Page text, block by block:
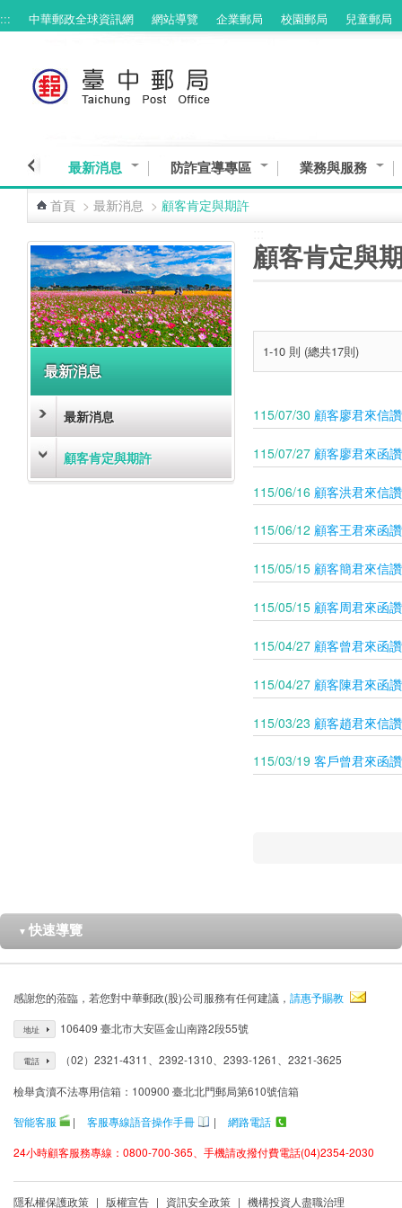
跳到主要內容區塊
::: 中華郵政全球資訊網 網站導覽 企業郵局 校園郵局 兒童郵局
最新消息 防詐宣導專區 業務與服務
首頁 > 最新消息 > 顧客肯定與期許
最新消息
最新消息
顧客肯定與期許
顧客肯定與
1-10 則 (總共17則)
115/07/30 顧客廖君來信
115/07/27 顧客廖君來函
115/06/16 顧客洪君來信
115/06/12 顧客王君來函
115/05/15 顧客簡君來信
115/05/15 顧客周君來函
115/04/27 顧客曾君來函
115/04/27 顧客陳君來函
115/03/23 顧客趙君來信
115/03/19 客戶曾君來函
▼ 快速導覽
感謝您的蒞臨，若您對中華郵政(股)公司服務有任何建議， 請惠予賜教
地址 106409 臺北市大安區金山南路2段55號
電話 （02）2321-4311、2392-1310、2393-1261、2321-3625
檢舉貪瀆不法專用信箱：100900 臺北北門郵局第610號信箱
智能客服
| 客服專線語音操作手冊 |
網路電話
24小時顧客服務專線：0800-700-365、手機請改撥付費電話(04)2354-2030
隱私權保護政策 | 版權宣告 | 資訊安全政策 | 機構投資人盡職治理